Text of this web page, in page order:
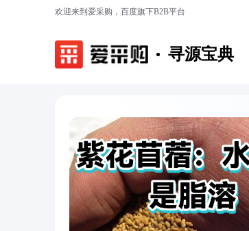
欢迎来到爱采购，百度旗下B2B平台
寻源宝典